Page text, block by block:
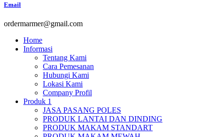
Email
ordermarmer@gmail.com
Home
Informasi
Tentang Kami
Cara Pemesanan
Hubungi Kami
Lokasi Kami
Company Profil
Produk 1
JASA PASANG POLES
PRODUK LANTAI DAN DINDING
PRODUK MAKAM STANDART